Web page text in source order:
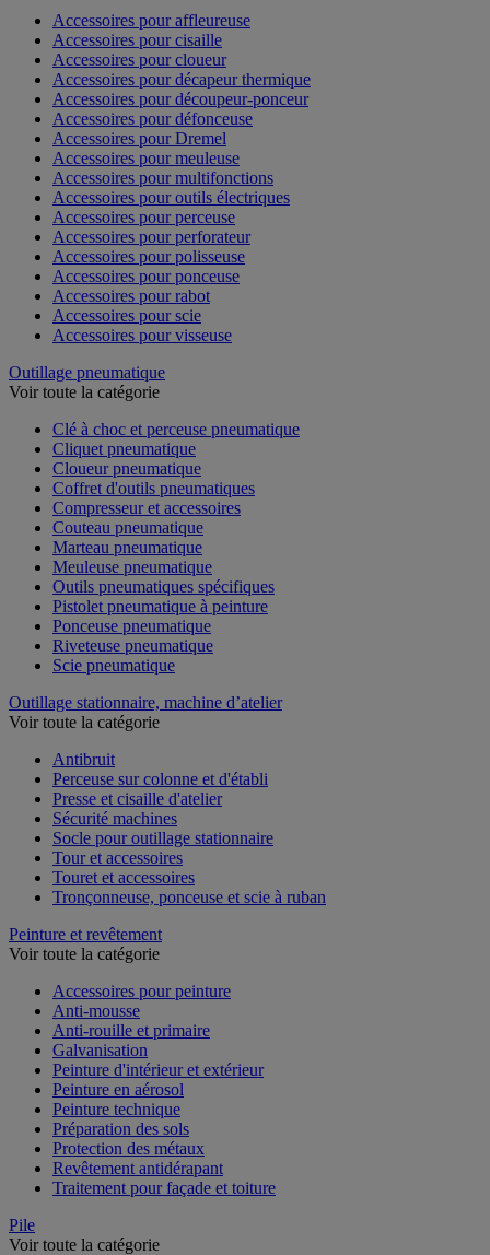
Accessoires pour affleureuse
Accessoires pour cisaille
Accessoires pour cloueur
Accessoires pour décapeur thermique
Accessoires pour découpeur-ponceur
Accessoires pour défonceuse
Accessoires pour Dremel
Accessoires pour meuleuse
Accessoires pour multifonctions
Accessoires pour outils électriques
Accessoires pour perceuse
Accessoires pour perforateur
Accessoires pour polisseuse
Accessoires pour ponceuse
Accessoires pour rabot
Accessoires pour scie
Accessoires pour visseuse
Outillage pneumatique
Voir toute la catégorie
Clé à choc et perceuse pneumatique
Cliquet pneumatique
Cloueur pneumatique
Coffret d'outils pneumatiques
Compresseur et accessoires
Couteau pneumatique
Marteau pneumatique
Meuleuse pneumatique
Outils pneumatiques spécifiques
Pistolet pneumatique à peinture
Ponceuse pneumatique
Riveteuse pneumatique
Scie pneumatique
Outillage stationnaire, machine d’atelier
Voir toute la catégorie
Antibruit
Perceuse sur colonne et d'établi
Presse et cisaille d'atelier
Sécurité machines
Socle pour outillage stationnaire
Tour et accessoires
Touret et accessoires
Tronçonneuse, ponceuse et scie à ruban
Peinture et revêtement
Voir toute la catégorie
Accessoires pour peinture
Anti-mousse
Anti-rouille et primaire
Galvanisation
Peinture d'intérieur et extérieur
Peinture en aérosol
Peinture technique
Préparation des sols
Protection des métaux
Revêtement antidérapant
Traitement pour façade et toiture
Pile
Voir toute la catégorie